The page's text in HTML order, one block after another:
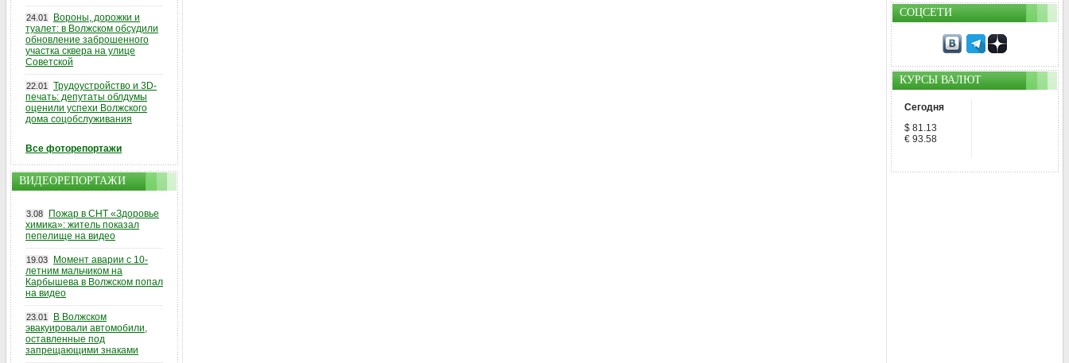
24.01
Вороны, дорожки и
туалет: в Волжском обсудили
обновление заброшенного
участка сквера на улице
Советской
22.01
Трудоустройство и 3D-
печать: депутаты облдумы
оценили успехи Волжского
дома соцобслуживания
Все фоторепортажи
ВИДЕОРЕПОРТАЖИ
3.08
Пожар в СНТ «Здоровье
химика»: житель показал
пепелище на видео
19.03
Момент аварии с 10-
летним мальчиком на
Карбышева в Волжском попал
на видео
23.01
В Волжском
эвакуировали автомобили,
оставленные под
запрещающими знаками
СОЦСЕТИ
КУРСЫ ВАЛЮТ
Сегодня
$ 81.13
€ 93.58